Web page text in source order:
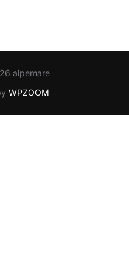
alpemare
WPZOOM